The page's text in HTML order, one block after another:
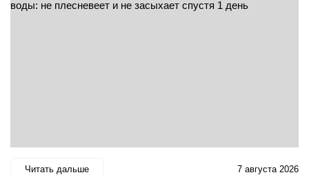
Читать дальше 7 августа 2026